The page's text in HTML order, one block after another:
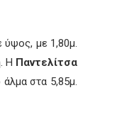
ύψος, με 1,80μ.
Η Παντελίτσα
στα 5,85μ.